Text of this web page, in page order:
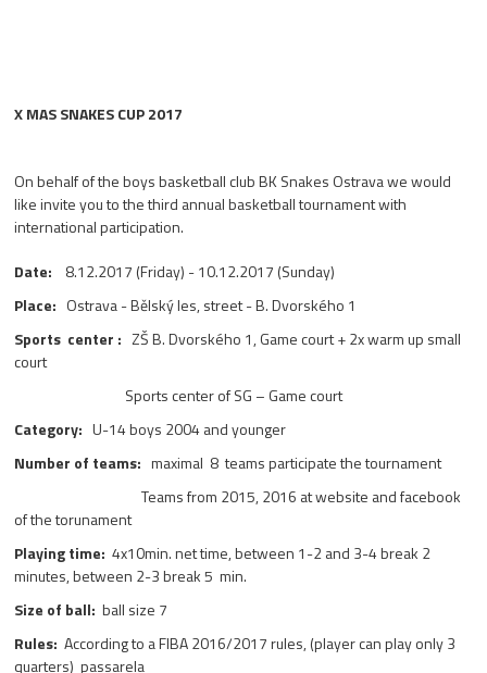
X MAS SNAKES CUP 2017
On behalf of the boys basketball club BK Snakes Ostrava we would
like invite you to the third annual basketball tournament with
international participation.
Date: 8.12.2017 (Friday) - 10.12.2017 (Sunday)
Place: Ostrava - Bělský les, street - B. Dvorského 1
Sports center : ZŠ B. Dvorského 1, Game court + 2x warm up small
court
Sports center of SG – Game court
Category: U-14 boys 2004 and younger
Number of teams: maximal 8 teams participate the tournament
Teams from 2015, 2016 at website and facebook
of the torunament
Playing time: 4x10min. net time, between 1-2 and 3-4 break 2
minutes, between 2-3 break 5 min.
Size of ball: ball size 7
Rules: According to a FIBA 2016/2017 rules, (player can play only 3
quarters) passarela